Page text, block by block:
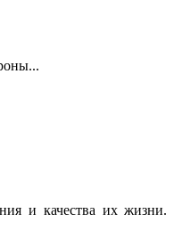
и качества их